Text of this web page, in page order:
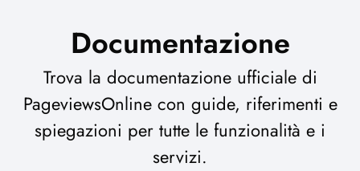
Documentazione
Trova la documentazione ufficiale di
PageviewsOnline con guide, riferimenti e
spiegazioni per tutte le funzionalità e i
servizi.